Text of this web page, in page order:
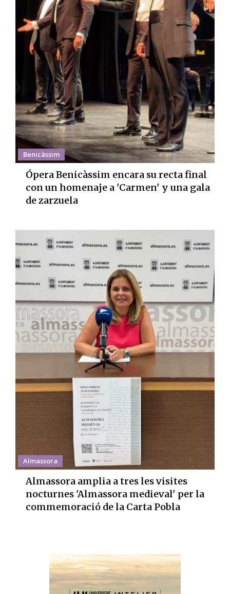
Benicàssim
Ópera Benicàssim encara su recta final
con un homenaje a 'Carmen' y una gala
de zarzuela
Almassora
Almassora amplia a tres les visites
nocturnes 'Almassora medieval' per la
commemoració de la Carta Pobla